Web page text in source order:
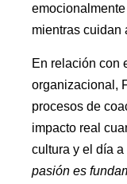
mientras cuidan
En relación con
organizacional,
procesos de
impacto real
cultura y el día
pasión es